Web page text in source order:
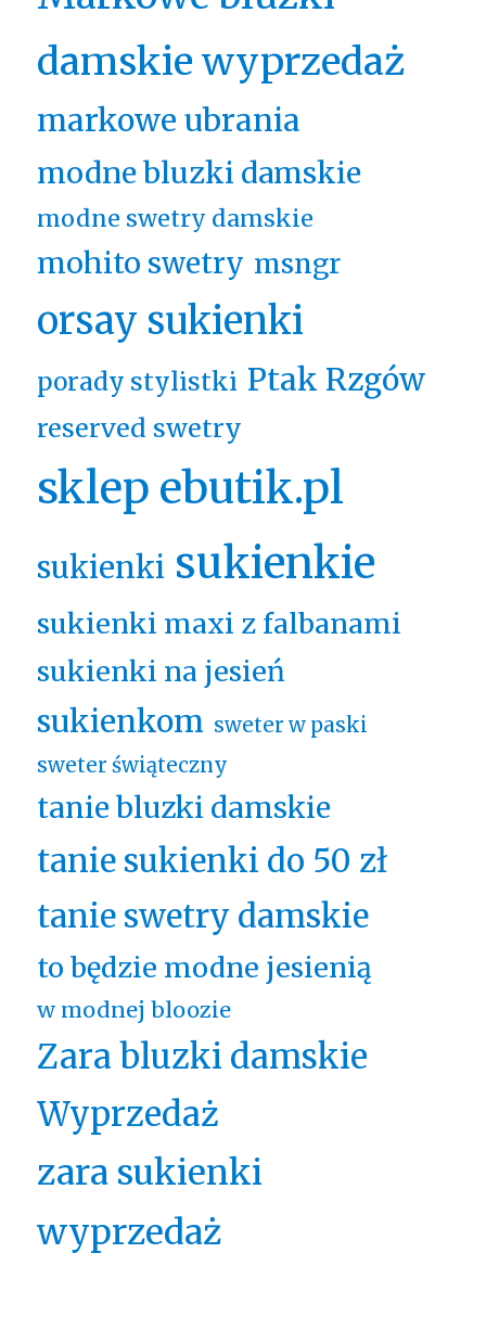
damskie wyprzedaż
markowe ubrania
modne bluzki damskie
modne swetry damskie
mohito swetry msngr
orsay sukienki
porady stylistki Ptak Rzgów
reserved swetry
sklep ebutik.pl
sukienki sukienkie
sukienki maxi z falbanami
sukienki na jesień
sukienkom sweter w paski
sweter świąteczny
tanie bluzki damskie
tanie sukienki do 50 zł
tanie swetry damskie
to będzie modne jesienią
w modnej bloozie
Zara bluzki damskie
Wyprzedaż
zara sukienki
wyprzedaż